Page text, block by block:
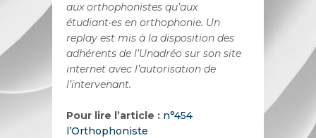
aux orthophonistes qu’aux
étudiant·es en orthophonie. Un
replay est mis à la disposition des
adhérents de l’Unadréo sur son site
internet avec l’autorisation de
l’intervenant.
Pour lire l’article : n°454
l’Orthophoniste